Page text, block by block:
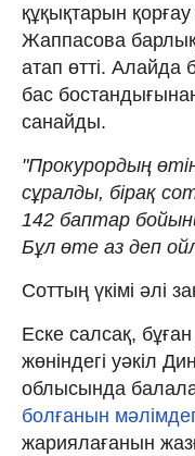
құқықтарын
Жаппасова
атап өтті. Алайда
бас
санайды.
"Прокурордың
сұралды, бірақ
142 баптар
Бұл өте аз деп
Соттың үкімі әлі
Еске салсақ,
жөніндегі уәкіл
облысында
болғанын
жариялағанын